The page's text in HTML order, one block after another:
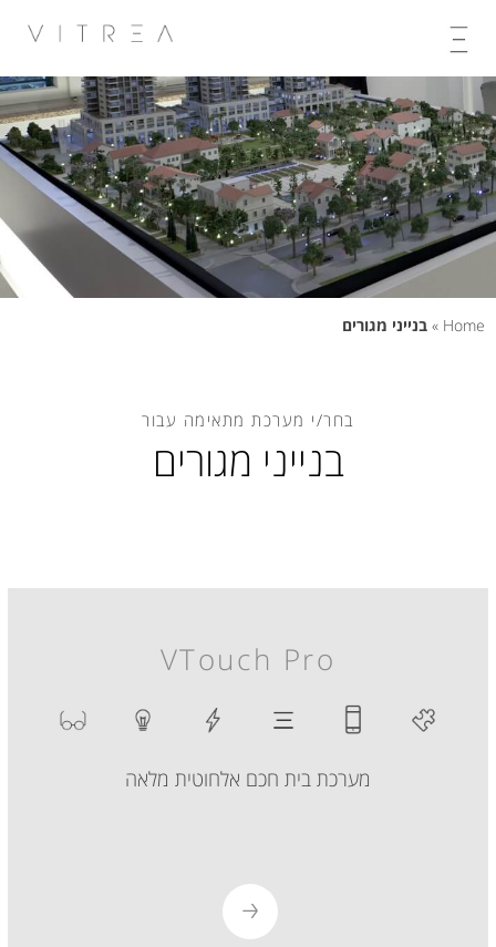
Home
» בנייני מגורים
בחר/י מערכת מתאימה עבור
בנייני מגורים
VTouch Pro
מערכת בית חכם אלחוטית מלאה